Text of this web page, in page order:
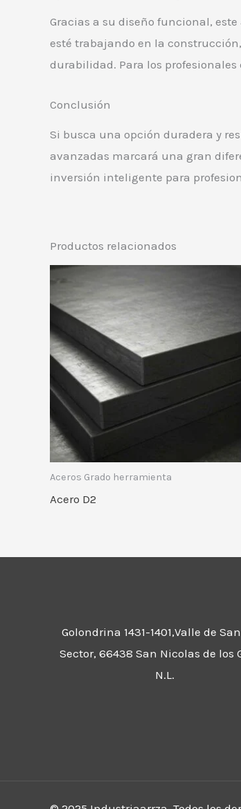
Gracias a su diseño funcional,
esté trabajando en la
durabilidad. Para los
Conclusión
Si busca una opción duradera y
avanzadas marcará una gran
inversión inteligente para
Productos relacionados
Aceros Grado herramienta
Acero D2
Golondrina 1431-1401,Valle de
Sector, 66438 San Nicolas de los
N.L.